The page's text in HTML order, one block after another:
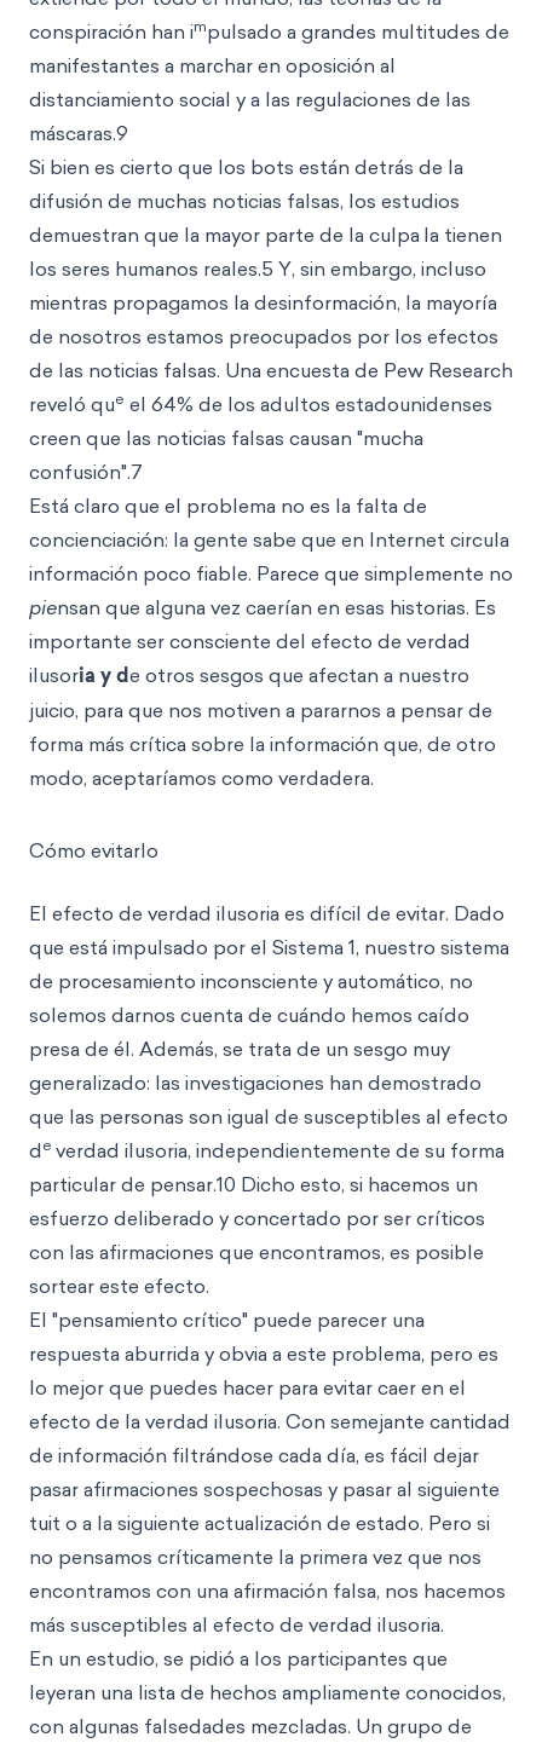
conspiración han impulsado a grandes multitudes de
manifestantes a marchar en oposición al
distanciamiento social y a las regulaciones de las
máscaras.9
Si bien es cierto que los bots están detrás de la
difusión de muchas noticias falsas, los estudios
demuestran que la mayor parte de la culpa la tienen
los seres humanos reales.5 Y, sin embargo, incluso
mientras propagamos la desinformación, la mayoría
de nosotros estamos preocupados por los efectos
de las noticias falsas. Una encuesta de Pew Research
reveló que el 64% de los adultos estadounidenses
creen que las noticias falsas causan "mucha
confusión".7
Está claro que el problema no es la falta de
concienciación: la gente sabe que en Internet circula
información poco fiable. Parece que simplemente no
piensan que alguna vez caerían en esas historias. Es
importante ser consciente del efecto de verdad
ilusoria y de otros sesgos que afectan a nuestro
juicio, para que nos motiven a pararnos a pensar de
forma más crítica sobre la información que, de otro
modo, aceptaríamos como verdadera.
Cómo evitarlo
El efecto de verdad ilusoria es difícil de evitar. Dado
que está impulsado por el Sistema 1, nuestro sistema
de procesamiento inconsciente y automático, no
solemos darnos cuenta de cuándo hemos caído
presa de él. Además, se trata de un sesgo muy
generalizado: las investigaciones han demostrado
que las personas son igual de susceptibles al efecto
de verdad ilusoria, independientemente de su forma
particular de pensar.10 Dicho esto, si hacemos un
esfuerzo deliberado y concertado por ser críticos
con las afirmaciones que encontramos, es posible
sortear este efecto.
El "pensamiento crítico" puede parecer una
respuesta aburrida y obvia a este problema, pero es
lo mejor que puedes hacer para evitar caer en el
efecto de la verdad ilusoria. Con semejante cantidad
de información filtrándose cada día, es fácil dejar
pasar afirmaciones sospechosas y pasar al siguiente
tuit o a la siguiente actualización de estado. Pero si
no pensamos críticamente la primera vez que nos
encontramos con una afirmación falsa, nos hacemos
más susceptibles al efecto de verdad ilusoria.
En un estudio, se pidió a los participantes que
leyeran una lista de hechos ampliamente conocidos,
con algunas falsedades mezcladas. Un grupo de